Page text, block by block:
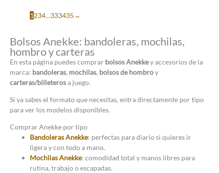
1234…333435→
Bolsos Anekke: bandoleras, mochilas,
hombro y carteras
En esta página puedes comprar bolsos Anekkey accesorios de la
marca: bandoleras, mochilas, bolsos de hombroy
carteras/billeterosa juego.
Si ya sabes el formato que necesitas, entra directamente por tipo
para ver los modelos disponibles.
Comprar Anekke por tipo
Bandoleras Anekke: perfectas para diario si quieres ir
ligera y con todo a mano.
Mochilas Anekke: comodidad total y manos libres para
rutina, trabajo o escapadas.